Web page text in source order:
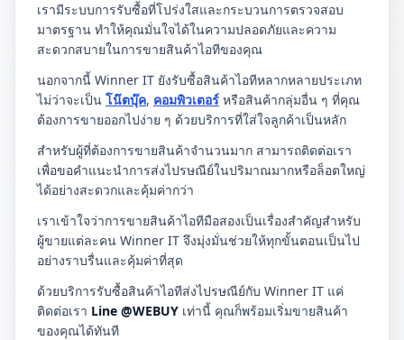
เรามีระบบการรับซื้อที่โปร่งใสและกระบวนการตรวจสอบ
มาตรฐาน ทำให้คุณมั่นใจได้ในความปลอดภัยและความ
สะดวกสบายในการขายสินค้าไอทีของคุณ
นอกจากนี้ Winner IT ยังรับซื้อสินค้าไอทีหลากหลายประเภท
ไม่ว่าจะเป็น โน๊ตบุ๊ค, คอมพิวเตอร์ หรือสินค้ากลุ่มอื่น ๆ ที่คุณ
ต้องการขายออกไปง่าย ๆ ด้วยบริการที่ใส่ใจลูกค้าเป็นหลัก
สำหรับผู้ที่ต้องการขายสินค้าจำนวนมาก สามารถติดต่อเรา
เพื่อขอคำแนะนำการส่งไปรษณีย์ในปริมาณมากหรือล็อตใหญ่
ได้อย่างสะดวกและคุ้มค่ากว่า
เราเข้าใจว่าการขายสินค้าไอทีมือสองเป็นเรื่องสำคัญสำหรับ
ผู้ขายแต่ละคน Winner IT จึงมุ่งมั่นช่วยให้ทุกขั้นตอนเป็นไป
อย่างราบรื่นและคุ้มค่าที่สุด
ด้วยบริการรับซื้อสินค้าไอทีส่งไปรษณีย์กับ Winner IT แค่
ติดต่อเรา Line @WEBUY เท่านี้ คุณก็พร้อมเริ่มขายสินค้า
ของคุณได้ทันที